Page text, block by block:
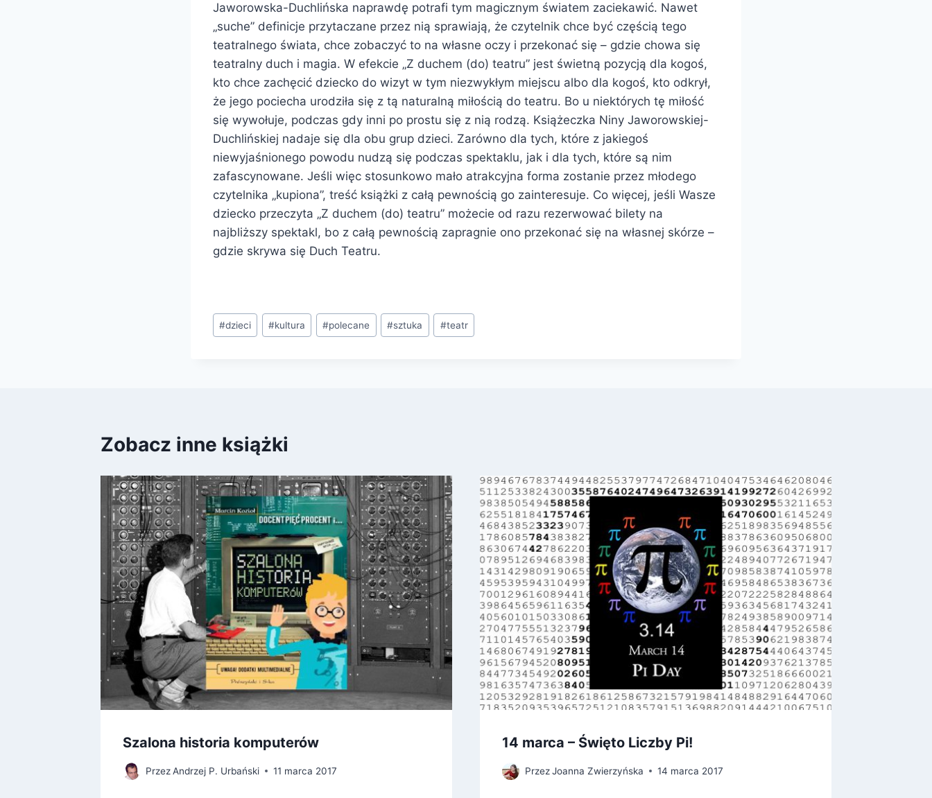
Jaworowska-Duchlińska naprawdę potrafi tym magicznym światem zaciekawić. Nawet
„suche” definicje przytaczane przez nią sprawiają, że czytelnik chce być częścią tego
teatralnego świata, chce zobaczyć to na własne oczy i przekonać się – gdzie chowa się
teatralny duch i magia. W efekcie „Z duchem (do) teatru” jest świetną pozycją dla kogoś,
kto chce zachęcić dziecko do wizyt w tym niezwykłym miejscu albo dla kogoś, kto odkrył,
że jego pociecha urodziła się z tą naturalną miłością do teatru. Bo u niektórych tę miłość
się wywołuje, podczas gdy inni po prostu się z nią rodzą. Książeczka Niny Jaworowskiej-
Duchlińskiej nadaje się dla obu grup dzieci. Zarówno dla tych, które z jakiegoś
niewyjaśnionego powodu nudzą się podczas spektaklu, jak i dla tych, które są nim
zafascynowane. Jeśli więc stosunkowo mało atrakcyjna forma zostanie przez młodego
czytelnika „kupiona”, treść książki z całą pewnością go zainteresuje. Co więcej, jeśli Wasze
dziecko przeczyta „Z duchem (do) teatru” możecie od razu rezerwować bilety na
najbliższy spektakl, bo z całą pewnością zapragnie ono przekonać się na własnej skórze –
gdzie skrywa się Duch Teatru.
Tagi
wpisu:
#dzieci #kultura #polecane #sztuka #teatr
Zobacz inne książki
Szalona historia komputerów
PrzezAndrzej P. Urbański 11 marca 2017
14 marca – Święto Liczby Pi!
PrzezJoanna Zwierzyńska 14 marca 2017